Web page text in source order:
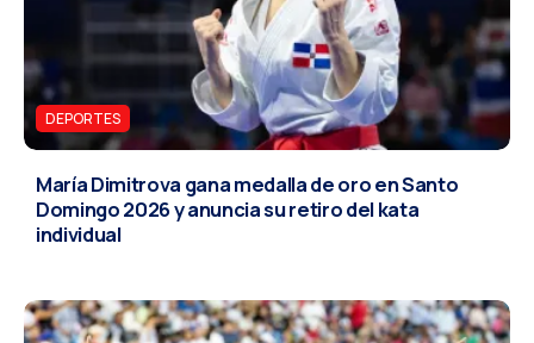
DEPORTES
María Dimitrova gana medalla de oro en Santo
Domingo 2026 y anuncia su retiro del kata
individual